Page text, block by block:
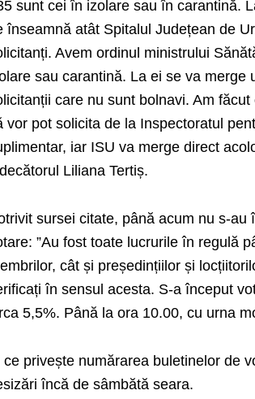
sunt cei în izolare sau în carantină.
înseamnă atât Spitalul Județean de
Avem ordinul ministrului
sau carantină. La ei se va
care nu sunt bolnavi. Am
vor pot solicita de la Inspectoratul
iar ISU va merge direct
Liliana Tertiș.
sursei citate, până acum nu s-
”Au fost toate lucrurile în regulă
cât și președințiilor și
în sensul acesta. S-a început
5,5%. Până la ora 10.00, cu urna
ce privește numărarea buletinelor de
încă de sâmbătă seara.